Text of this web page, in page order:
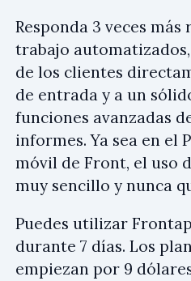
Responda 3 veces
trabajo
de los clientes
de entrada y a un
funciones avanzadas
informes. Ya sea en el
móvil de Front, el uso
muy sencillo y nunca
Puedes utilizar
durante 7 días. Los
empiezan por 9